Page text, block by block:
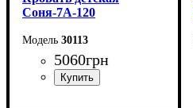
Соня-7А-120
30113
5060грн